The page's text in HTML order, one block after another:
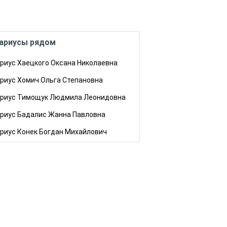
рядом
Хаецкого Оксана Николаевна
Хомич Ольга Степановна
Тимощук Людмила Леонидовна
Бадалис Жанна Павловна
Конек Богдан Михайлович